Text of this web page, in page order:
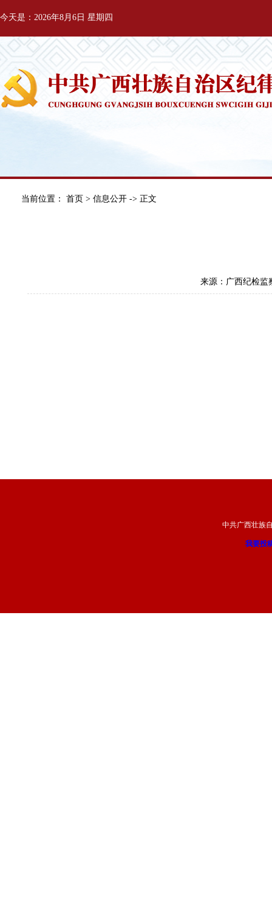
今天是：2026年8月6日 星期四
当前位置： 首页 > 信息公开 -> 正文
来源：广西纪检监
中共广西壮族
我要投